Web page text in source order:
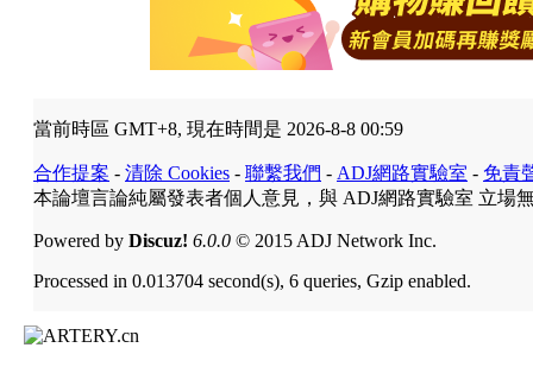
當前時區 GMT+8, 現在時間是 2026-8-8 00:59
合作提案 - 清除 Cookies - 聯繫我們 - ADJ網路實驗室 - 免責
本論壇言論純屬發表者個人意見，與 ADJ網路實驗室 立場
Powered by Discuz! 6.0.0 © 2015 ADJ Network Inc.
Processed in 0.013704 second(s), 6 queries, Gzip enabled.